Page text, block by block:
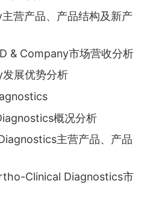
营产品、产品结构及新产
& Company市场营收分析
展优势分析
概况分析
主营产品、产品
Clinical Diagnostics市